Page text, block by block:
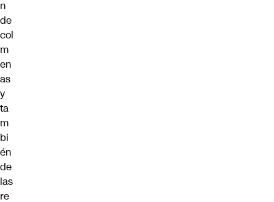
n
de
col
m
en
as
y
ta
m
bi
én
de
las
re